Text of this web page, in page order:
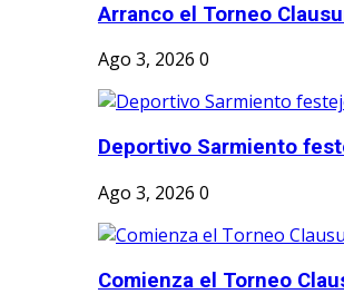
Arranco el Torneo
Ago 3, 2026 0
Deportivo Sarmiento
Ago 3, 2026 0
Comienza el Torneo